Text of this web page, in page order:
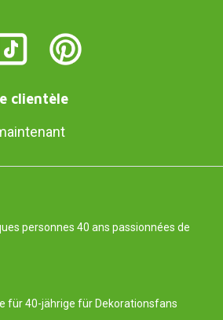
clientèle
personnes 40 ans passionnées de
für 40-jährige für Dekorationsfans